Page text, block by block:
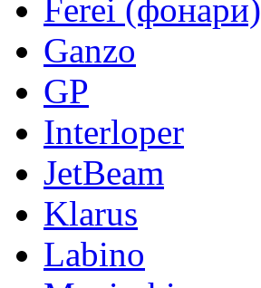
Ferei (фонари)
Ganzo
GP
Interloper
JetBeam
Klarus
Labino